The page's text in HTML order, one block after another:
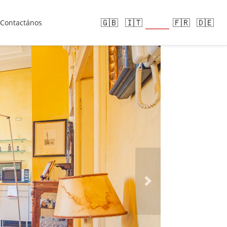
Contactános 🇬🇧 🇮🇹 🇫🇷 🇩🇪